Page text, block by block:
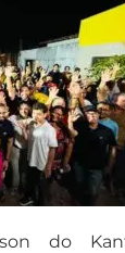
do